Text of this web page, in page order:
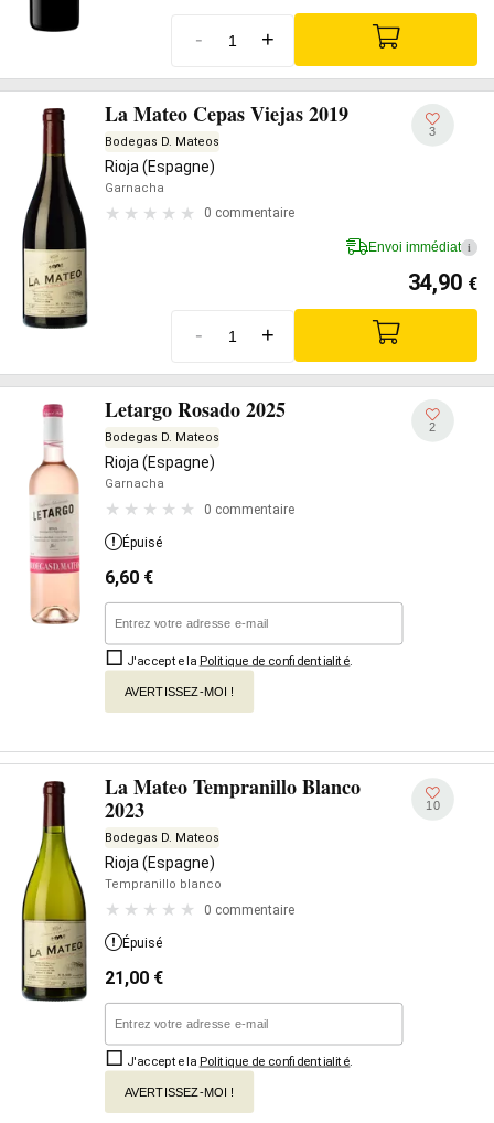
- +
La Mateo Cepas Viejas 2019
Bodegas D. Mateos
Rioja (Espagne)
Garnacha
0 commentaire
3
Envoi immédiat i
34,90 €
- +
Letargo Rosado 2025
Bodegas D. Mateos
Rioja (Espagne)
Garnacha
0 commentaire
2
Épuisé
6,60 €
J'accepte la Politique de confidentialité
AVERTISSEZ-MOI !
La Mateo Tempranillo Blanco
2023
Bodegas D. Mateos
Rioja (Espagne)
Tempranillo blanco
0 commentaire
10
Épuisé
21,00 €
J'accepte la Politique de confidentialité
AVERTISSEZ-MOI !